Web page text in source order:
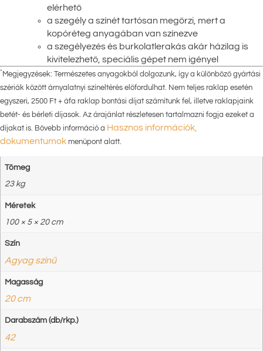
elérhető
a szegély a színét tartósan megőrzi, mert a
kopóréteg anyagában van színezve
a szegélyezés és burkolatlerakás akár házilag is
kivitelezhető, speciális gépet nem igényel
* Megjegyzések: Természetes anyagokból dolgozunk, így a különböző gyártási
szériák között árnyalatnyi színeltérés előfordulhat. Nem teljes raklap esetén
egyszeri, 2500 Ft + áfa raklap bontási díjat számítunk fel, illetve raklapjaink
betét- és bérleti díjasok. Az árajánlat részletesen tartalmazni fogja ezeket a
díjakat is. Bővebb információ a Hasznos információk,
dokumentumok menüpont alatt.
Tömeg
23 kg
Méretek
100 × 5 × 20 cm
Szín
Agyag színű
Magasság
20 cm
Darabszám (db/rkp.)
42